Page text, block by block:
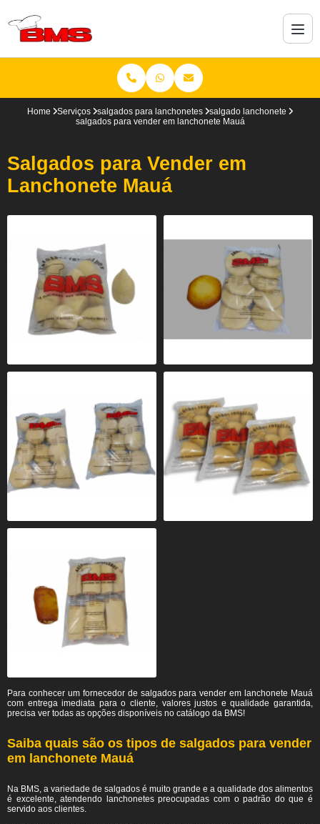
Home Serviços salgados para lanchonetes
salgado lanchonete
salgados para vender em lanchonete Mauá
Salgados para Vender em
Lanchonete Mauá
Para conhecer um fornecedor de salgados para vender em lanchonete Mauá
com entrega imediata para o cliente, valores justos e qualidade garantida,
precisa ver todas as opções disponíveis no catálogo da BMS!
Saiba quais são os tipos de salgados para vender
em lanchonete Mauá
Na BMS, a variedade de salgados é muito grande e a qualidade dos alimentos
é excelente, atendendo lanchonetes preocupadas com o padrão do que é
servido aos clientes.